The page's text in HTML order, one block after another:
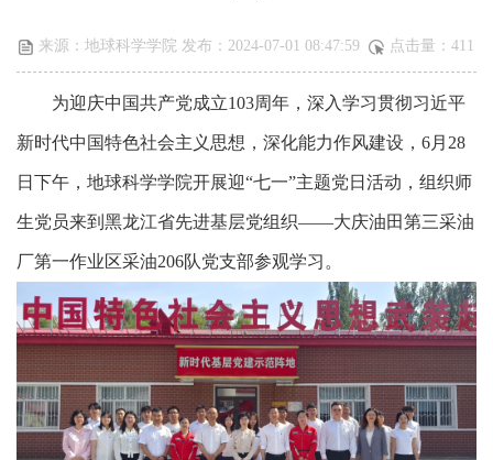
来源：地球科学学院 发布：2024-07-01 08:47:59 点击量： 411
为迎庆中国共产党成立103周年，深入学习贯彻习近平
新时代中国特色社会主义思想，深化能力作风建设 ， 6月 28
日下午，地球科学学院开展迎“七一”主题党日活动， 组织师
生党员来到黑龙江省先进基层党组织——大庆油田第三采油
厂第一作业区采油206队党支部参观学习 。